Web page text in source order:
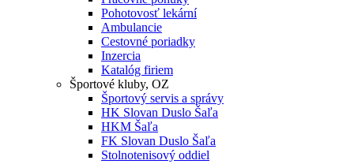
Pohotovosť lekární
Ambulancie
Cestovné poriadky
Inzercia
Katalóg firiem
Športové kluby, OZ
Športový servis a správy
HK Slovan Duslo Šaľa
HKM Šaľa
FK Slovan Duslo Šaľa
Stolnotenisový oddiel